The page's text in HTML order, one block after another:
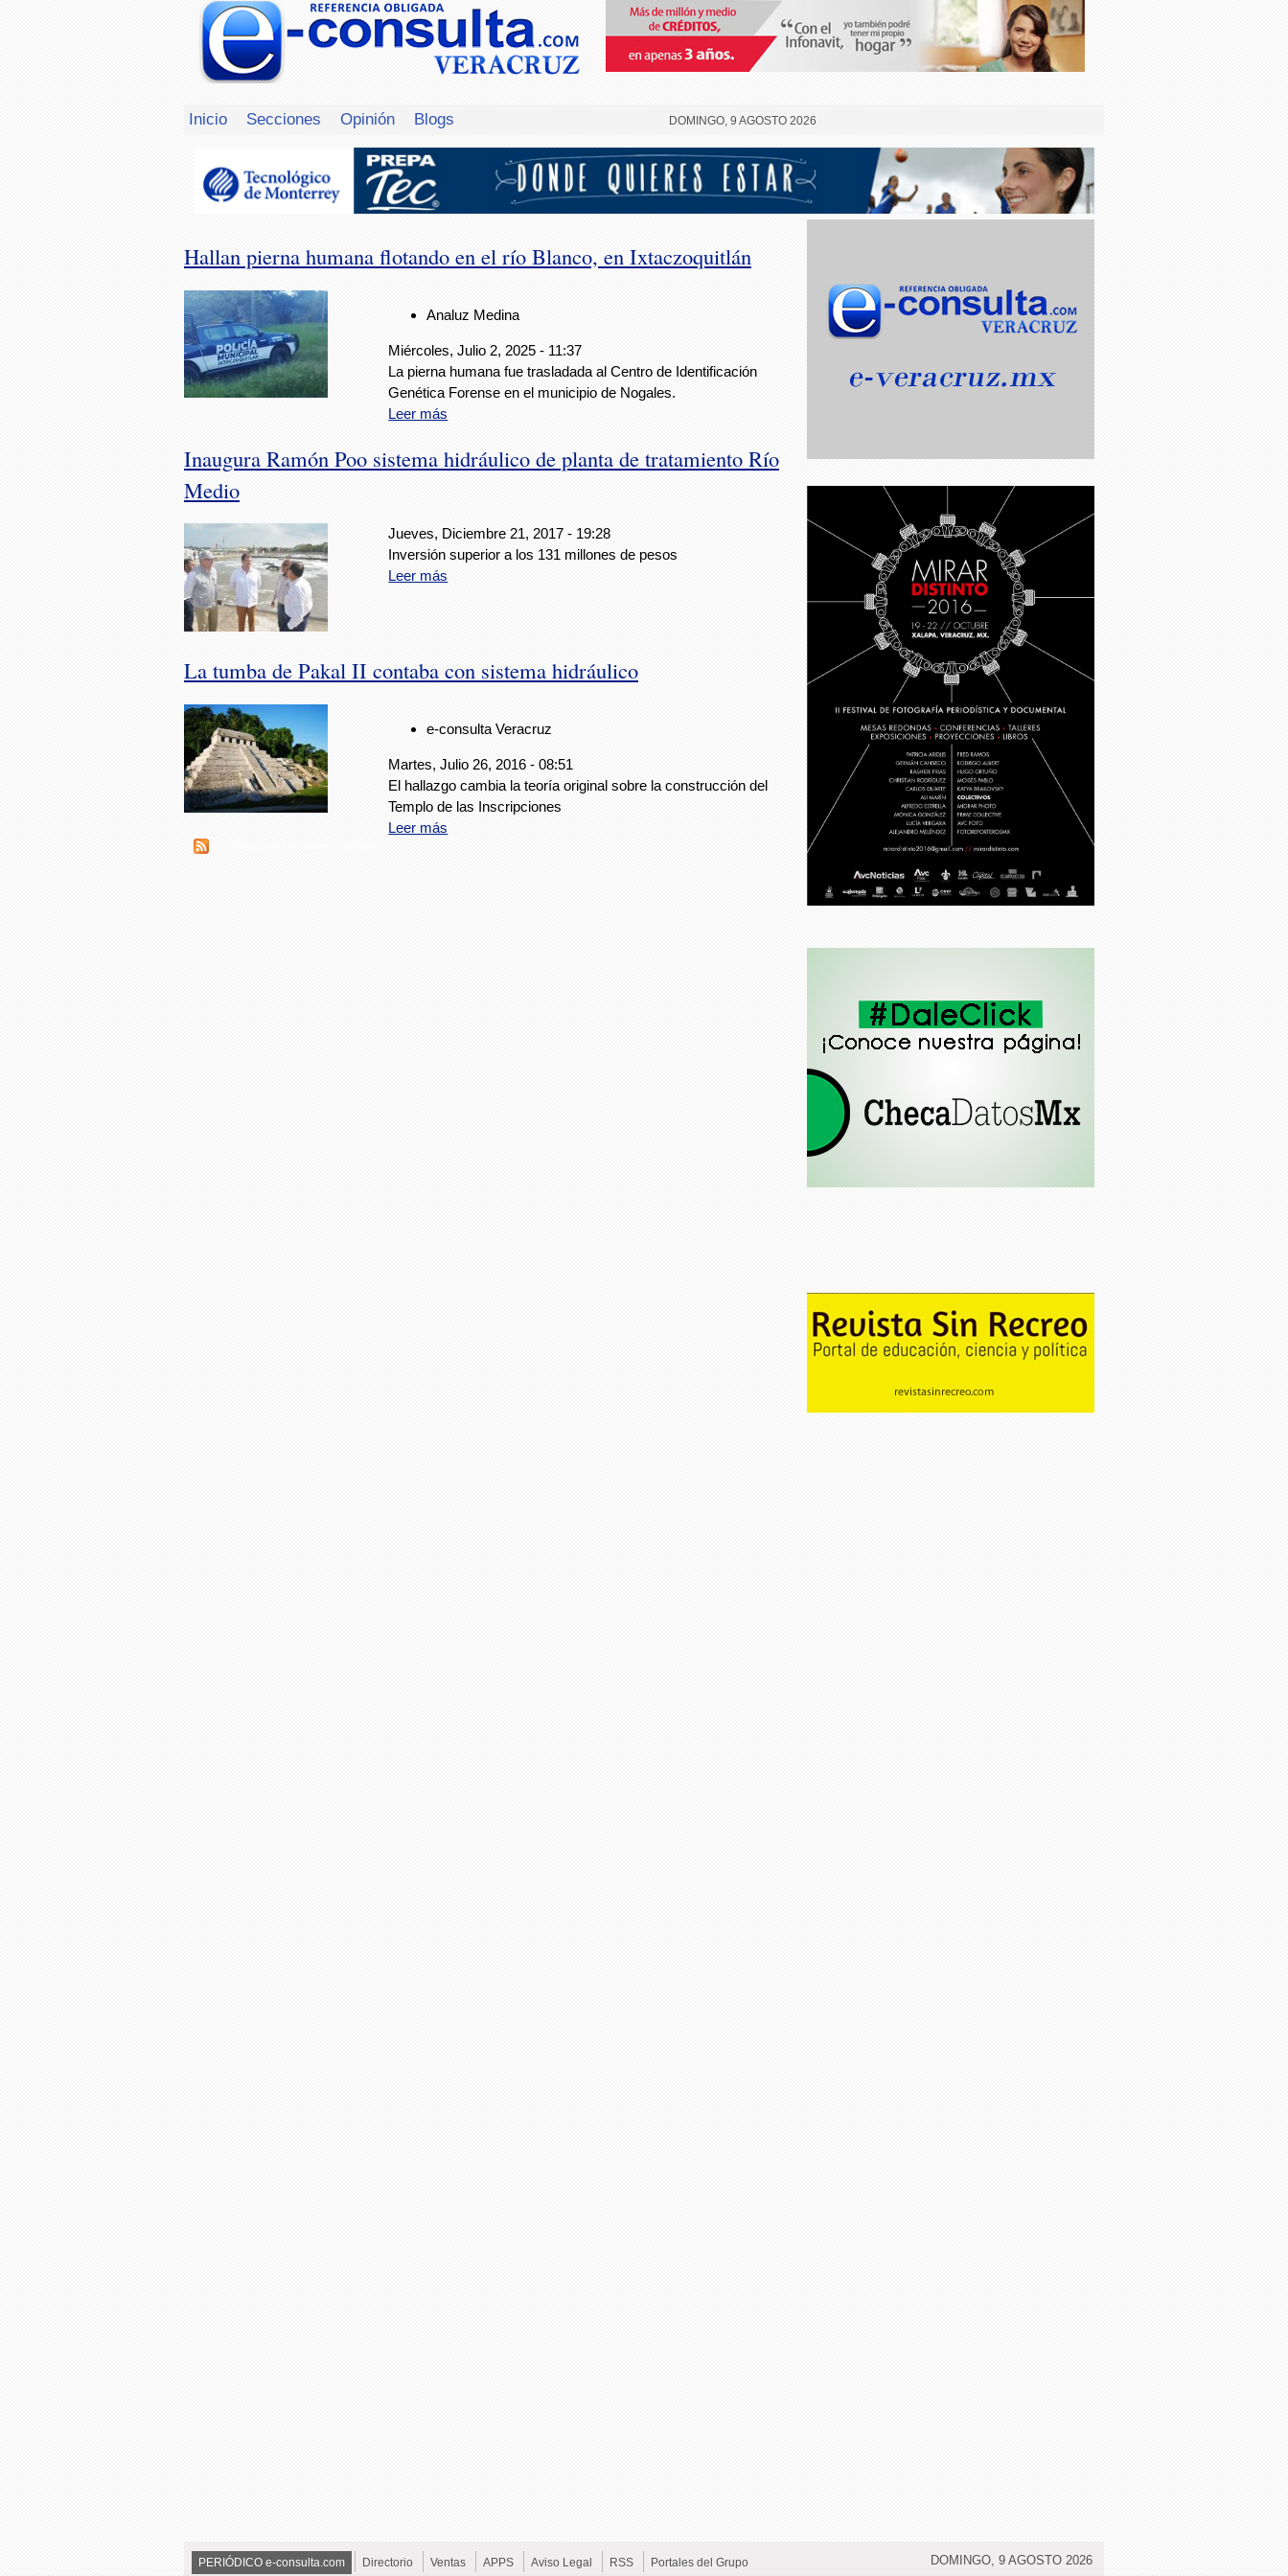
Inicio Secciones Opinión Blogs DOMINGO, 9 AGOSTO 2026
Hallan pierna humana flotando en el río Blanco, en Ixtaczoquitlán
Analuz Medina
Miércoles, Julio 2, 2025 - 11:37
La pierna humana fue trasladada al Centro de Identificación
Genética Forense en el municipio de Nogales.
Leer más
Inaugura Ramón Poo sistema hidráulico de planta de tratamiento Río
Medio
Jueves, Diciembre 21, 2017 - 19:28
Inversión superior a los 131 millones de pesos
Leer más
La tumba de Pakal II contaba con sistema hidráulico
e-consulta Veracruz
Martes, Julio 26, 2016 - 08:51
El hallazgo cambia la teoría original sobre la construcción del
Templo de las Inscripciones
Leer más
PERIÓDICO e-consulta.com Directorio Ventas APPS Aviso Legal RSS Portales del Grupo DOMINGO, 9 AGOSTO 2026